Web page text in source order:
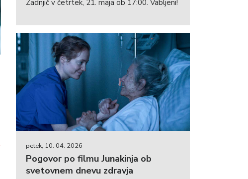
Zadnjič v četrtek, 21. maja ob 17:00. Vabljeni!
petek, 10. 04. 2026
Pogovor po filmu Junakinja ob
svetovnem dnevu zdravja